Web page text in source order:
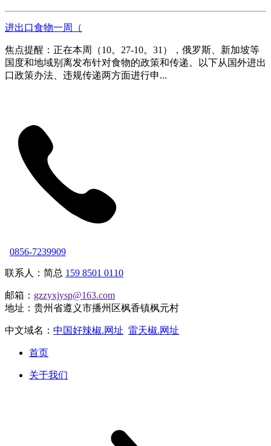
进出口食物一周（
焦点提醒：正在本周（10。27-10。31），俄罗斯、新加坡等
国度和地域别离发布针对食物的政策和传递。以下从国外进出
口政策办法、违规传递两方面进行申...
0856-7239909
联系人：简总 159 8501 0110
邮箱： gzzyxjysp@163.com
地址：贵州省遵义市播州区枫香镇枫元村
中文域名： 中国好辣椒.网址 雷天椒.网址
首页
关于我们